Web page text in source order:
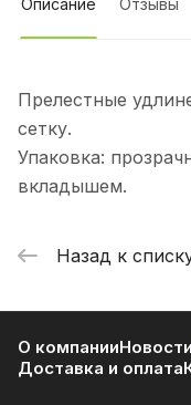
Описание Отзывы
Прелестные
сетку.
Упаковка:
вкладышем.
Назад к
О компанииНовости
Доставка и оплата